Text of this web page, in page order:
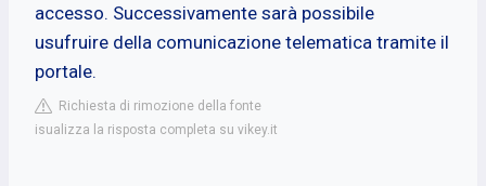
accesso. Successivamente sarà possibile
usufruire della comunicazione telematica tramite il
portale.
Richiesta di rimozione della fonte
isualizza la risposta completa su vikey.it